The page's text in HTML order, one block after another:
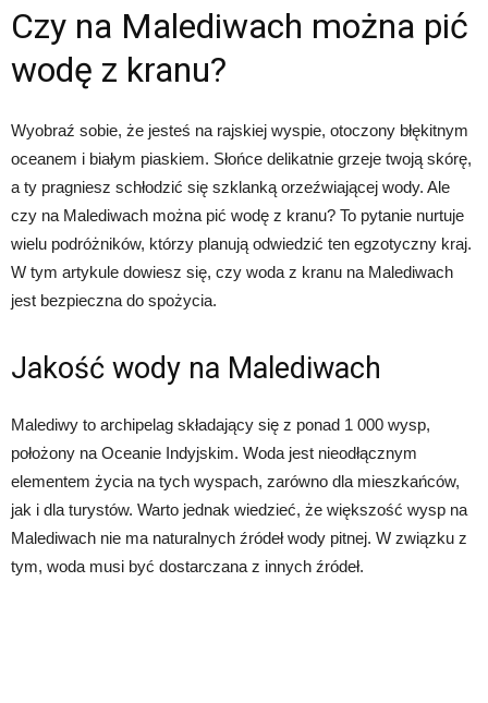
Czy na Malediwach można pić
wodę z kranu?
Wyobraź sobie, że jesteś na rajskiej wyspie, otoczony błękitnym
oceanem i białym piaskiem. Słońce delikatnie grzeje twoją skórę,
a ty pragniesz schłodzić się szklanką orzeźwiającej wody. Ale
czy na Malediwach można pić wodę z kranu? To pytanie nurtuje
wielu podróżników, którzy planują odwiedzić ten egzotyczny kraj.
W tym artykule dowiesz się, czy woda z kranu na Malediwach
jest bezpieczna do spożycia.
Jakość wody na Malediwach
Malediwy to archipelag składający się z ponad 1 000 wysp,
położony na Oceanie Indyjskim. Woda jest nieodłącznym
elementem życia na tych wyspach, zarówno dla mieszkańców,
jak i dla turystów. Warto jednak wiedzieć, że większość wysp na
Malediwach nie ma naturalnych źródeł wody pitnej. W związku z
tym, woda musi być dostarczana z innych źródeł.